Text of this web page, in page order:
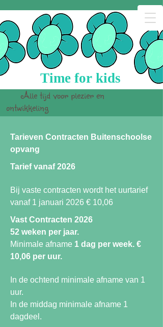
Alle tijd voor plezier en
ontwikkeling
Time for kids
Tarieven Contracten Buitenschoolse
opvang
Tarief vanaf 2026
Bij vaste contracten wordt het uurtarief
vanaf 1 januari 2026 € 10,06
Vast Contracten 2026
52 weken per jaar.
Minimale afname 1 dag per week. €
10,06 per uur.
In de ochtend minimale afname van 1
uur.
In de middag minimale afname 1
dagdeel.